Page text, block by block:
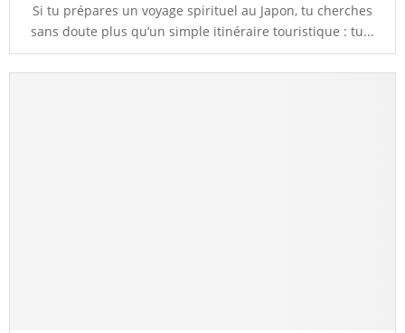
Si tu prépares un voyage spirituel au Japon, tu cherches
sans doute plus qu’un simple itinéraire touristique : tu...